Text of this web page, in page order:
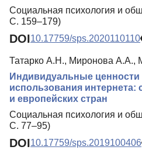
Социальная психология и
С. 159–179)
DOI10.17759/sps.2020110110
Татарко А.Н., Миронова А.А.,
Индивидуальные ценности
использования интернета:
и европейских стран
Социальная психология и
С. 77–95)
DOI10.17759/sps.2019100406